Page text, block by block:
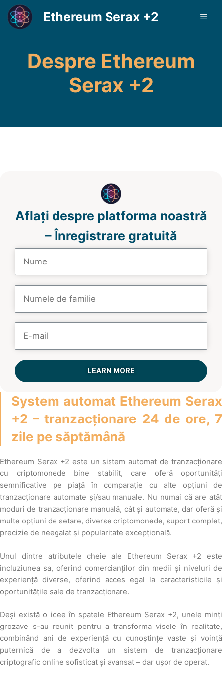
Sari
Ethereum Serax +2
Despre Ethereum
Serax +2
System automat Ethereum Serax
+2 – tranzacționare 24 de ore, 7
zile pe săptămână
Ethereum Serax +2 este un sistem automat de tranzacționare
cu criptomonede bine stabilit, care oferă oportunități
semnificative pe piață în comparație cu alte opțiuni de
tranzacționare automate și/sau manuale. Nu numai că are atât
moduri de tranzacționare manuală, cât și automate, dar oferă și
multe opțiuni de setare, diverse criptomonede, suport complet,
precizie de neegalat și popularitate excepțională.
Unul dintre atributele cheie ale Ethereum Serax +2 este
incluziunea sa, oferind comercianților din medii și niveluri de
experiență diverse, oferind acces egal la caracteristicile și
oportunitățile sale de tranzacționare.
Deși există o idee în spatele Ethereum Serax +2, unele minți
grozave s-au reunit pentru a transforma visele în realitate,
combinând ani de experiență cu cunoștințe vaste și voință
puternică de a dezvolta un sistem de tranzacționare
criptografic online sofisticat și avansat – dar ușor de operat.
Aflați despre platforma noastră
– Înregistrare gratuită
LEARN MORE